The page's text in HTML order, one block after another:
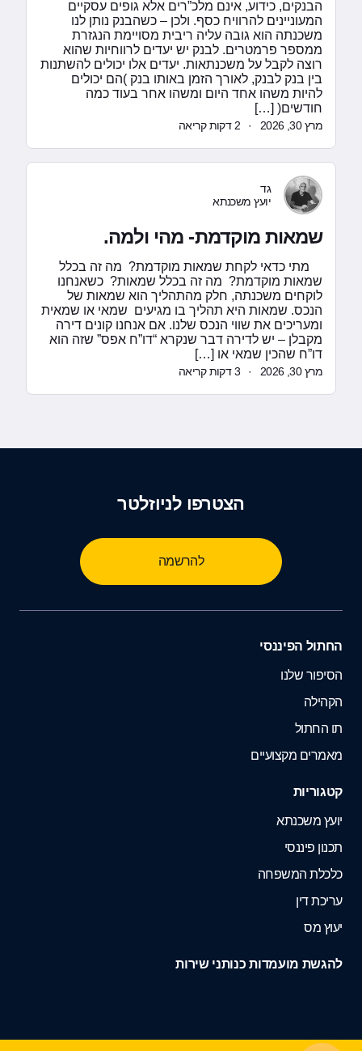
הבנקים, כידוע, אינם מלכ”רים אלא גופים עסקיים
המעוניינים להרוויח כסף. ולכן – כשהבנק נותן לנו
משכנתה הוא גובה עליה ריבית מסויימת הנגזרת
ממספר פרמטרים. לבנק יש יעדים לרווחיות שהוא
רוצה לקבל על משכנתאות. יעדים אלו יכולים להשתנות
בין בנק לבנק, לאורך הזמן באותו בנק )הם יכולים
להיות משהו אחד היום ומשהו אחר בעוד כמה
חודשים( […]
מרץ 30, 2026 · 2 דקות קריאה
גד
יועץ משכנתא
שמאות מוקדמת- מהי ולמה.
מתי כדאי לקחת שמאות מוקדמת? מה זה בכלל
שמאות מוקדמת? מה זה בכלל שמאות? כשאנחנו
לוקחים משכנתה, חלק מהתהליך הוא שמאות של
הנכס. שמאות היא תהליך בו מגיעים שמאי או שמאית
ומעריכים את שווי הנכס שלנו. אם אנחנו קונים דירה
מקבלן – יש לדירה דבר שנקרא “דו”ח אפס” שזה הוא
דו”ח שהכין שמאי או […]
מרץ 30, 2026 · 3 דקות קריאה
הצטרפו לניוזלטר
להרשמה
החתול הפיננסי
הסיפור שלנו
הקהילה
תו החתול
מאמרים מקצועיים
קטגוריות
יועץ משכנתא
תכנון פיננסי
כלכלת המשפחה
עריכת דין
יעוץ מס
להגשת מועמדות כנותני שירות